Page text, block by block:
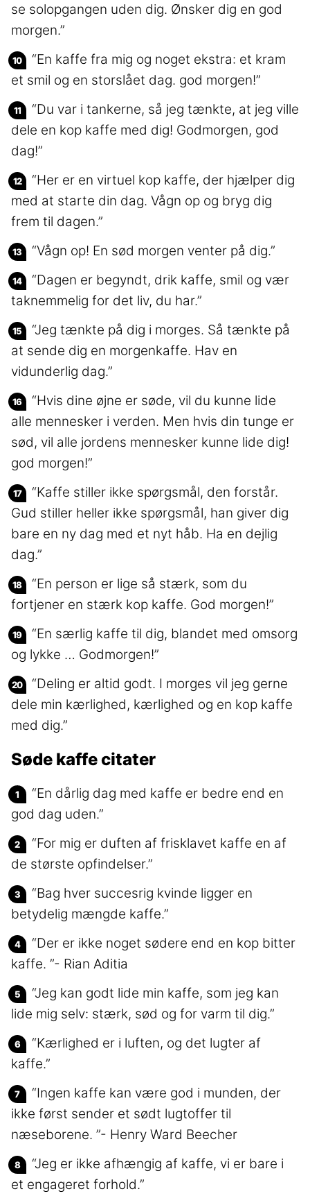
se solopgangen uden dig. Ønsker dig en god
morgen.”
“En kaffe fra mig og noget ekstra: et kram
et smil og en storslået dag. god morgen!”
“Du var i tankerne, så jeg tænkte, at jeg ville
dele en kop kaffe med dig! Godmorgen, god
dag!”
“Her er en virtuel kop kaffe, der hjælper dig
med at starte din dag. Vågn op og bryg dig
frem til dagen.”
“Vågn op! En sød morgen venter på dig.”
“Dagen er begyndt, drik kaffe, smil og vær
taknemmelig for det liv, du har.”
“Jeg tænkte på dig i morges. Så tænkte på
at sende dig en morgenkaffe. Hav en
vidunderlig dag.”
“Hvis dine øjne er søde, vil du kunne lide
alle mennesker i verden. Men hvis din tunge er
sød, vil alle jordens mennesker kunne lide dig!
god morgen!”
“Kaffe stiller ikke spørgsmål, den forstår.
Gud stiller heller ikke spørgsmål, han giver dig
bare en ny dag med et nyt håb. Ha en dejlig
dag.”
“En person er lige så stærk, som du
fortjener en stærk kop kaffe. God morgen!”
“En særlig kaffe til dig, blandet med omsorg
og lykke … Godmorgen!”
“Deling er altid godt. I morges vil jeg gerne
dele min kærlighed, kærlighed og en kop kaffe
med dig.”
Søde kaffe citater
“En dårlig dag med kaffe er bedre end en
god dag uden.”
“For mig er duften af frisklavet kaffe en af
de største opfindelser.”
“Bag hver succesrig kvinde ligger en
betydelig mængde kaffe.”
“Der er ikke noget sødere end en kop bitter
kaffe. ”- Rian Aditia
“Jeg kan godt lide min kaffe, som jeg kan
lide mig selv: stærk, sød og for varm til dig.”
“Kærlighed er i luften, og det lugter af
kaffe.”
“Ingen kaffe kan være god i munden, der
ikke først sender et sødt lugtoffer til
næseborene. ”- Henry Ward Beecher
“Jeg er ikke afhængig af kaffe, vi er bare i
et engageret forhold.”